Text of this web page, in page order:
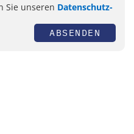
Sie unseren Datenschutz-
ABSENDEN